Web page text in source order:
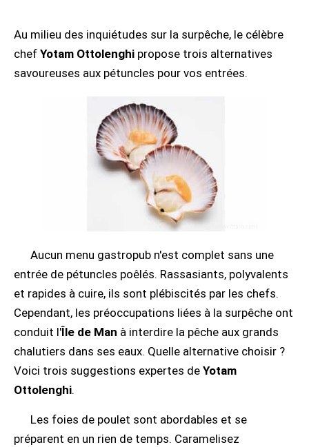
Au milieu des inquiétudes sur la surpêche, le célèbre
chef Yotam Ottolenghi propose trois alternatives
savoureuses aux pétuncles pour vos entrées.
Aucun menu gastropub n'est complet sans une
entrée de pétuncles poêlés. Rassasiants, polyvalents
et rapides à cuire, ils sont plébiscités par les chefs.
Cependant, les préoccupations liées à la surpêche ont
conduit l'Île de Man à interdire la pêche aux grands
chalutiers dans ses eaux. Quelle alternative choisir ?
Voici trois suggestions expertes de Yotam
Ottolenghi.
Les foies de poulet sont abordables et se
préparent en un rien de temps. Caramelisez